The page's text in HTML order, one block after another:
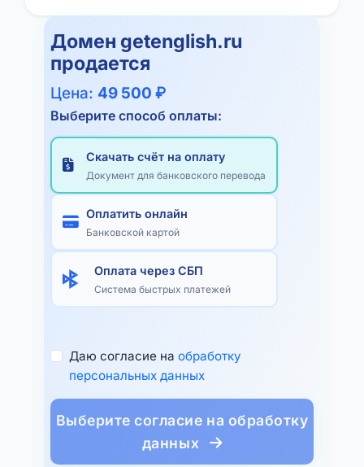
Домен getenglish.ru
продается
Цена: 49 500 ₽
Выберите способ оплаты:
Скачать счёт на оплату
Документ для банковского перевода
Оплатить онлайн
Банковской картой
Оплата через СБП
Система быстрых платежей
Даю согласие на обработку
персональных данных
Выберите согласие на обработку
данных